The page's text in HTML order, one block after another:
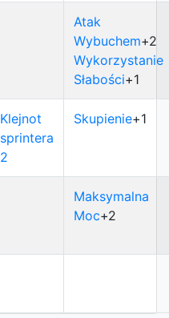
Atak
Wybuchem+2
Wykorzystanie
Słabości+1
Klejnot
sprintera
2
Skupienie+1
Maksymalna
Moc+2